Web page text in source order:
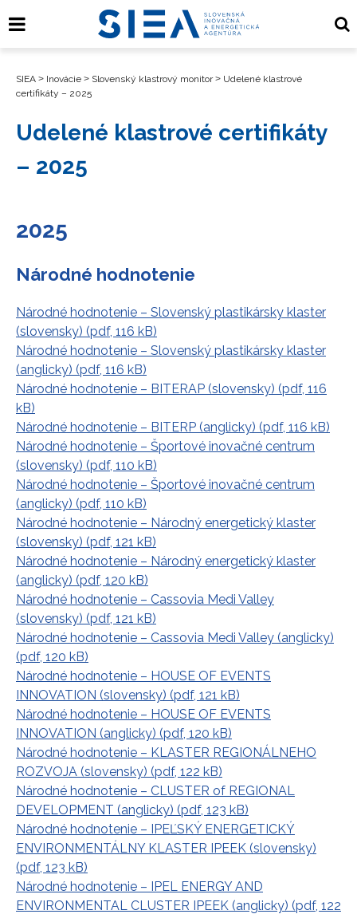
SIEA > Inovácie > Slovenský klastrový monitor> Udelené klastrové
certifikáty – 2025
Udelené klastrové certifikáty
– 2025
2025
Národné hodnotenie
Národné hodnotenie – Slovenský plastikársky klaster
(slovensky) (pdf, 116 kB)
Národné hodnotenie – Slovenský plastikársky klaster
(anglicky) (pdf, 116 kB)
Národné hodnotenie – BITERAP (slovensky) (pdf, 116
kB)
Národné hodnotenie – BITERP (anglicky) (pdf, 116 kB)
Národné hodnotenie – Športové inovačné centrum
(slovensky) (pdf, 110 kB)
Národné hodnotenie – Športové inovačné centrum
(anglicky) (pdf, 110 kB)
Národné hodnotenie – Národný energetický klaster
(slovensky) (pdf, 121 kB)
Národné hodnotenie – Národný energetický klaster
(anglicky) (pdf, 120 kB)
Národné hodnotenie – Cassovia Medi Valley
(slovensky) (pdf, 121 kB)
Národné hodnotenie – Cassovia Medi Valley (anglicky)
(pdf, 120 kB)
Národné hodnotenie – HOUSE OF EVENTS
INNOVATION (slovensky) (pdf, 121 kB)
Národné hodnotenie – HOUSE OF EVENTS
INNOVATION (anglicky) (pdf, 120 kB)
Národné hodnotenie – KLASTER REGIONÁLNEHO
ROZVOJA (slovensky) (pdf, 122 kB)
Národné hodnotenie – CLUSTER of REGIONAL
DEVELOPMENT (anglicky) (pdf, 123 kB)
Národné hodnotenie – IPEĽSKÝ ENERGETICKÝ
ENVIRONMENTÁLNY KLASTER IPEEK (slovensky)
(pdf, 123 kB)
Národné hodnotenie – IPEL ENERGY AND
ENVIRONMENTAL CLUSTER IPEEK (anglicky) (pdf, 122